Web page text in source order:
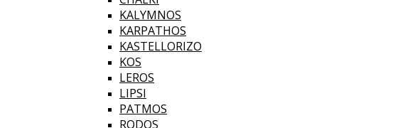
KALYMNOS
KARPATHOS
KASTELLORIZO
KOS
LEROS
LIPSI
PATMOS
RODOS